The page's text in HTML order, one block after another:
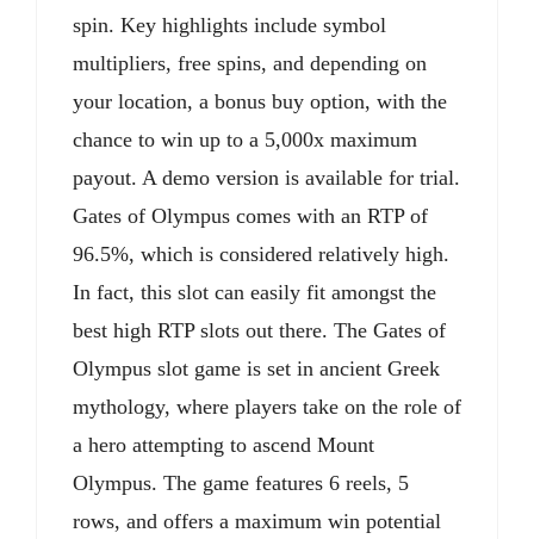
spin. Key highlights include symbol
multipliers, free spins, and depending on
your location, a bonus buy option, with the
chance to win up to a 5,000x maximum
payout. A demo version is available for trial.
Gates of Olympus comes with an RTP of
96.5%, which is considered relatively high.
In fact, this slot can easily fit amongst the
best high RTP slots out there. The Gates of
Olympus slot game is set in ancient Greek
mythology, where players take on the role of
a hero attempting to ascend Mount
Olympus. The game features 6 reels, 5
rows, and offers a maximum win potential